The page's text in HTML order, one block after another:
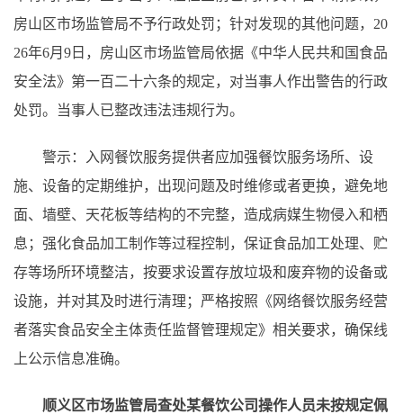
房山区市场监管局不予行政处罚；针对发现的其他问题，20
26年6月9日，房山区市场监管局依据《中华人民共和国食品
安全法》第一百二十六条的规定，对当事人作出警告的行政
处罚。当事人已整改违法违规行为。
警示：入网餐饮服务提供者应加强餐饮服务场所、设
施、设备的定期维护，出现问题及时维修或者更换，避免地
面、墙壁、天花板等结构的不完整，造成病媒生物侵入和栖
息；强化食品加工制作等过程控制，保证食品加工处理、贮
存等场所环境整洁，按要求设置存放垃圾和废弃物的设备或
设施，并对其及时进行清理；严格按照《网络餐饮服务经营
者落实食品安全主体责任监督管理规定》相关要求，确保线
上公示信息准确。
顺义区市场监管局查处某餐饮公司操作人员未按规定佩